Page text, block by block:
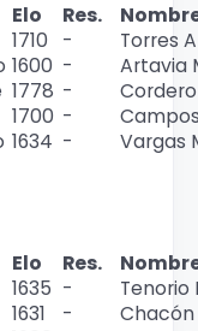
Elo Res.
1710 -
Torres
1600 -
Artavia
1778 -
1700 -
1634 -
Vargas
Elo Res.
1635 -
Tenorio
1631 -
Chacón